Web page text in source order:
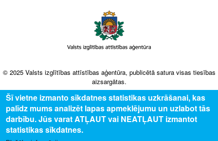
© 2025 Valsts izglītības attīstības aģentūra, publicētā satura visas tiesības
aizsargātas.
Šī vietne izmanto sīkdatnes statistikas uzkrāšanai, kas
palīdz mums analizēt lapas apmeklējumu un uzlabot tās
darbību. Jūs varat ATĻAUT vai NEATĻAUT izmantot
statistikas sīkdatnes.